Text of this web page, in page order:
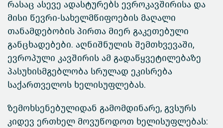
რასაც ასევე ადასტურებს ევროკავშირისა და
მისი წევრი-სახელმწიფოების მაღალი
თანამდებობის პირთა მიერ გაკეთებული
განცხადებები. აღნიშნულის შემთხვევაში,
ევროპული კავშირის ამ გადაწყვეტილებაზე
პასუხისმგებლობა სრულად ეკისრება
საქართველოს ხელისუფლებას.
ზემოხსენებულიდან გამომდინარე, გვსურს
კიდევ ერთხელ მოვუწოდოთ ხელისუფლებას: